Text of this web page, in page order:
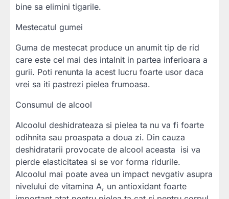
bine sa elimini tigarile.
Mestecatul gumei
Guma de mestecat produce un anumit tip de rid
care este cel mai des intalnit in partea inferioara a
gurii. Poti renunta la acest lucru foarte usor daca
vrei sa iti pastrezi pielea frumoasa.
Consumul de alcool
Alcoolul deshidrateaza si pielea ta nu va fi foarte
odihnita sau proaspata a doua zi. Din cauza
deshidratarii provocate de alcool aceasta isi va
pierde elasticitatea si se vor forma ridurile.
Alcoolul mai poate avea un impact nevgativ asupra
nivelului de vitamina A, un antioxidant foarte